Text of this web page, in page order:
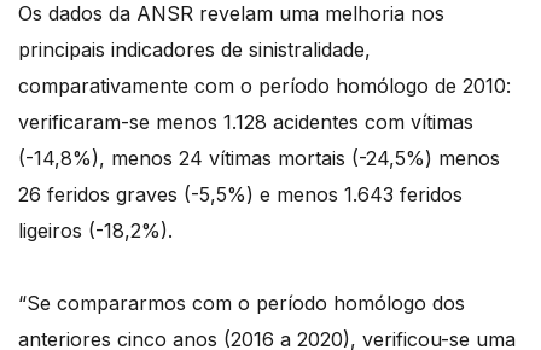
Os dados da ANSR revelam uma melhoria nos
principais indicadores de sinistralidade,
comparativamente com o período homólogo de 2010:
verificaram-se menos 1.128 acidentes com vítimas
(-14,8%), menos 24 vítimas mortais (-24,5%) menos
26 feridos graves (-5,5%) e menos 1.643 feridos
ligeiros (-18,2%).
“Se compararmos com o período homólogo dos
anteriores cinco anos (2016 a 2020), verificou-se uma